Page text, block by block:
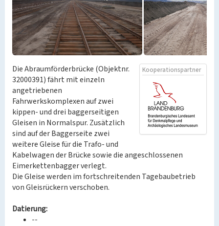
Kooperationspartner
Die Abraumförderbrücke (Objektnr.
32000391) fährt mit einzeln
angetriebenen
Fahrwerkskomplexen auf zwei
kippen- und drei baggerseitigen
Gleisen in Normalspur. Zusätzlich
sind auf der Baggerseite zwei
weitere Gleise für die Trafo- und
Kabelwagen der Brücke sowie die angeschlossenen
Eimerkettenbagger verlegt.
Die Gleise werden im fortschreitenden Tagebaubetrieb
von Gleisrückern verschoben.
Datierung:
--